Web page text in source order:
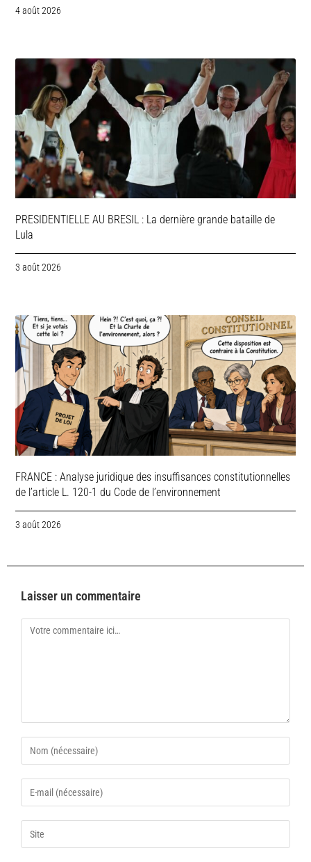
4 août 2026
PRESIDENTIELLE AU BRESIL : La dernière grande bataille de
Lula
3 août 2026
FRANCE : Analyse juridique des insuffisances constitutionnelles
de l’article L. 120-1 du Code de l’environnement
3 août 2026
Laisser un commentaire